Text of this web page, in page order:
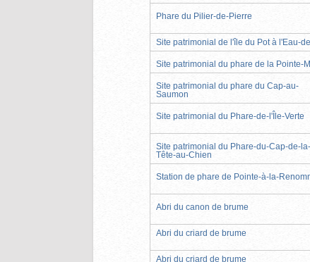
Phare du Pilier-de-Pierre
Site patrimonial de l'île du Pot à l'Eau-
Site patrimonial du phare de la Pointe-
Site patrimonial du phare du Cap-au-
Saumon
Site patrimonial du Phare-de-l'Île-Verte
Site patrimonial du Phare-du-Cap-de-la-
Tête-au-Chien
Station de phare de Pointe-à-la-
Abri du canon de brume
Abri du criard de brume
Abri du criard de brume